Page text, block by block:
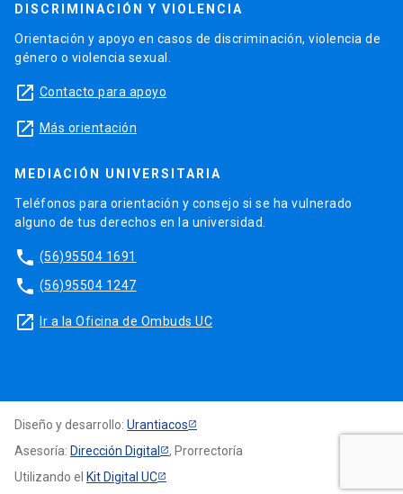
DISCRIMINACIÓN Y VIOLENCIA
Orientación y apoyo en casos de discriminación, violencia de
género o violencia sexual.
launch Contacto para apoyo
launch Más orientación
MEDIACIÓN UNIVERSITARIA
Teléfonos para orientación y consejo si se ha vulnerado
alguno de tus derechos en la universidad.
phone (56)95504 1691
phone (56)95504 1247
launch Ir a la Oficina de Ombuds UC
Diseño y desarrollo: Urantiacos
Asesoría: Dirección Digital
, Prorrectoría
Utilizando el Kit Digital UC